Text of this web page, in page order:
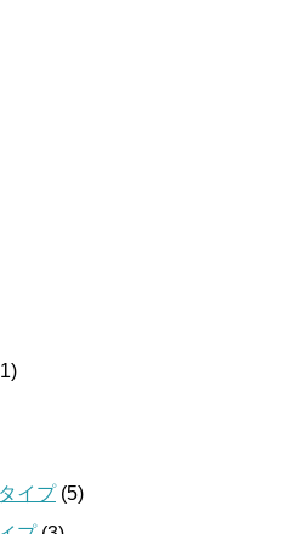
イプ(5)